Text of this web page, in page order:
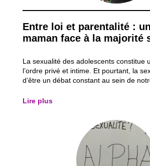
Entre loi et parentalité :
maman face à la majorité
La sexualité des adolescents constitue
l’ordre privé et intime. Et pourtant, la
d’être un débat constant au sein de
connaissance de la loi qui encadre la
Lire plus